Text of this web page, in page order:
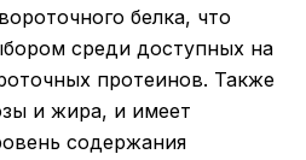
белка, что
среди доступных на
протеинов. Также
и жира, и имеет
содержания